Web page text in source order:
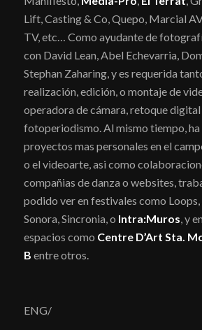
Lift, Casting & Co, Quepo, Marcial
TV, etc… Como ayudante de
con David Lean, Abel Echevarria,
Stephan Zaharing, y es requerida
realización, edición, o montaje de
operadora de cámara, retoque
fotoperiodismo. Al mismo tiempo,
proyectos mas personales en el
o el videoarte, asi como
compañias de danza o websites,
podido ver en festivales como Loops,
Sonora, Sincronia, o Intra:Muros, y
espacios como Centre D’Art Sta.
B entre otros.
ENG/